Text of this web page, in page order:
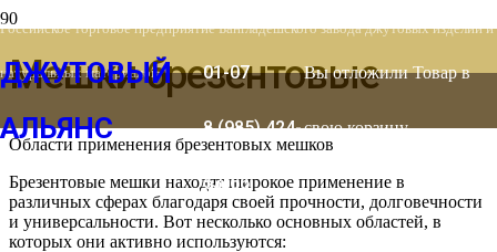
Российское торговое предприятие Бангладешского завода джутовых изделий и
натуральных материалов
ДЖУТОВЫЙ
АЛЬЯНС
01-07
8 (985) 424-
53-66
Вы отложилиТоварв
свою корзину.
Мешки брезентовые
Области применения брезентовых мешков
Брезентовые мешки находят широкое применение в
различных сферах благодаря своей прочности, долговечности
и универсальности. Вот несколько основных областей, в
которых они активно используются: